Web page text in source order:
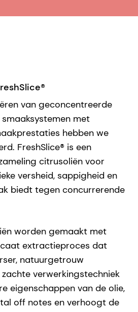
van geconcentreerde
met
hebben we
FreshSlice® is een
citrusoliën voor
versheid, sappigheid en
biedt tegen concurrerende